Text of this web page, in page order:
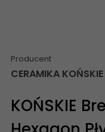
Producent
CERAMIKA KOŃSKIE
KOŃSKIE